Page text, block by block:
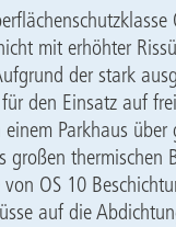
mit erhöhter
der stark
den Einsatz auf
einem Parkhaus
großen thermischen
OS 10
auf die